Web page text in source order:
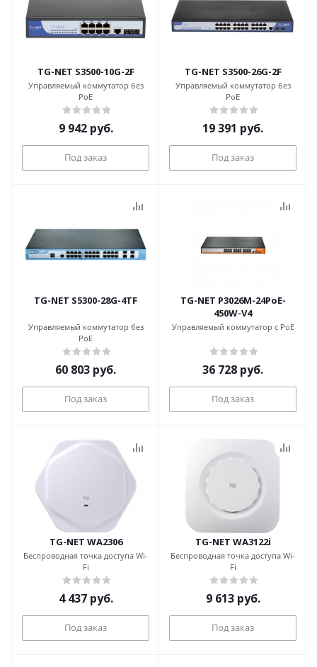
TG-NET S3500-10G-2F
Управляемый коммутатор без
PoE
9 942руб.
Под заказ
TG-NET S3500-26G-2F
Управляемый коммутатор без
PoE
19 391 руб.
Под заказ
TG-NET S5300-28G-4TF
Управляемый коммутатор без
PoE
60 803 руб.
Под заказ
TG-NET P3026M-24PoE-
450W-V4
Управляемый коммутатор с PoE
36 728 руб.
Под заказ
TG-NET WA2306
Беспроводная точка доступа Wi-
Fi
4 437руб.
Под заказ
TG-NET WA3122i
Беспроводная точка доступа Wi-
Fi
9 613руб.
Под заказ